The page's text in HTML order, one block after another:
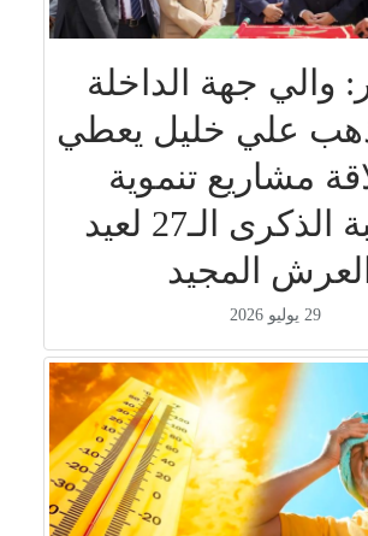
والي جهة الداخلة
علي خليل يعطي
مشاريع تنموية
بمناسبة الذكرى الـ27 لعيد
العرش المجيد
29 يوليو 2026